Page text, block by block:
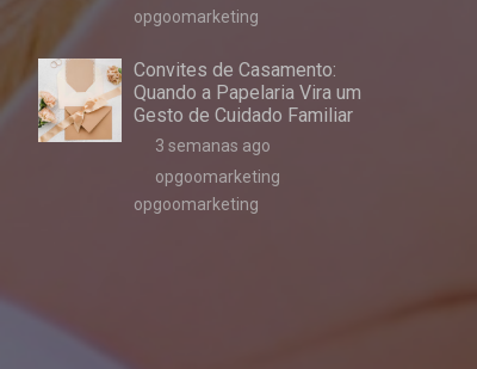
opgoomarketing
Convites de Casamento:
Quando a Papelaria Vira um
Gesto de Cuidado Familiar
3 semanas ago
opgoomarketing
opgoomarketing